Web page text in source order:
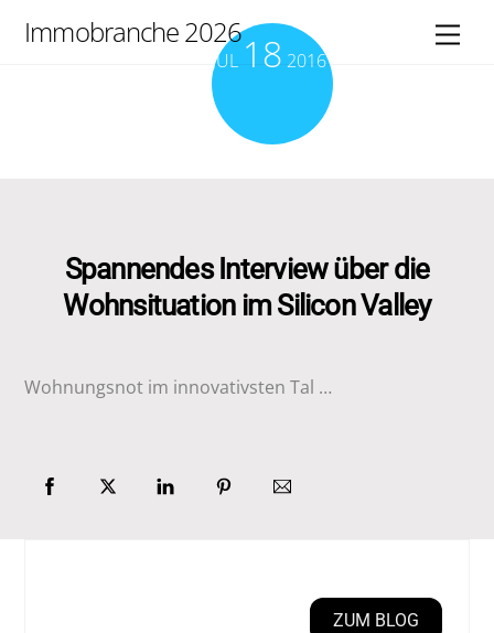
Immobranche 2026
JUL 18 2016
Spannendes Interview über die
Wohnsituation im Silicon Valley
Wohnungsnot im innovativsten Tal …
ZUM BLOG